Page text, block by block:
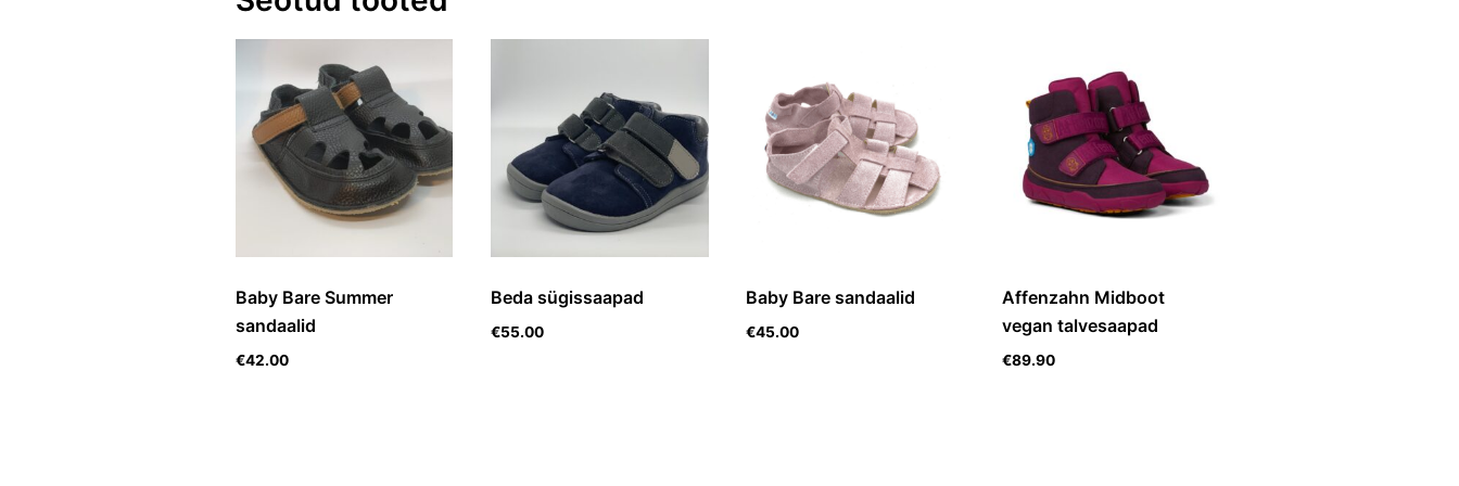
Baby Bare Summer
sandaalid
€42.00
Beda sügissaapad
€55.00
Baby Bare sandaalid
€45.00
Affenzahn Midboot
vegan talvesaapad
€89.90